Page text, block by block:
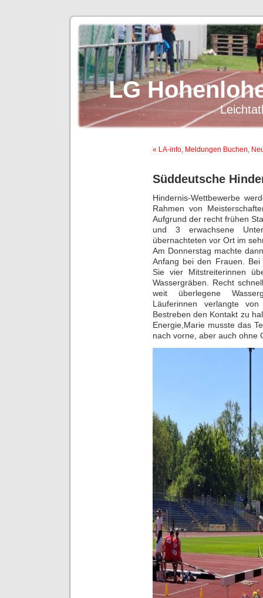
LG
« LA-info, Meldungen Buchen,
Süddeutsche
Hindernis-Wettbewerbe
Rahmen von
Aufgrund der recht frühen
und 3 erwachsene
übernachteten vor Ort im
Am Donnerstag machte
Anfang bei den Frauen.
Sie vier Mitstreiterinnen
Wassergräben. Recht
weit überlegene
Läuferinnen verlangte
Bestreben den Kontakt zu
Energie,Marie musste das
nach vorne, aber auch ohne